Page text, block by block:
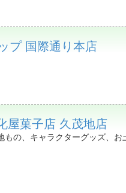
プ 国際通り本店
屋菓子店 久茂地店
もの、キャラクターグッズ、お